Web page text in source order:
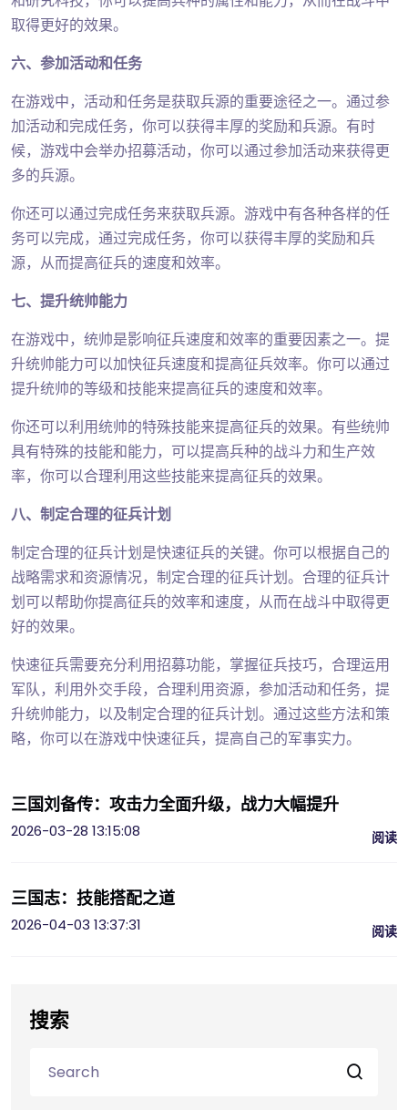
取得更好的效果。
六、参加活动和任务
在游戏中，活动和任务是获取兵源的重要途径之一。通过参
加活动和完成任务，你可以获得丰厚的奖励和兵源。有时
候，游戏中会举办招募活动，你可以通过参加活动来获得更
多的兵源。
你还可以通过完成任务来获取兵源。游戏中有各种各样的任
务可以完成，通过完成任务，你可以获得丰厚的奖励和兵
源，从而提高征兵的速度和效率。
七、提升统帅能力
在游戏中，统帅是影响征兵速度和效率的重要因素之一。提
升统帅能力可以加快征兵速度和提高征兵效率。你可以通过
提升统帅的等级和技能来提高征兵的速度和效率。
你还可以利用统帅的特殊技能来提高征兵的效果。有些统帅
具有特殊的技能和能力，可以提高兵种的战斗力和生产效
率，你可以合理利用这些技能来提高征兵的效果。
八、制定合理的征兵计划
制定合理的征兵计划是快速征兵的关键。你可以根据自己的
战略需求和资源情况，制定合理的征兵计划。合理的征兵计
划可以帮助你提高征兵的效率和速度，从而在战斗中取得更
好的效果。
快速征兵需要充分利用招募功能，掌握征兵技巧，合理运用
军队，利用外交手段，合理利用资源，参加活动和任务，提
升统帅能力，以及制定合理的征兵计划。通过这些方法和策
略，你可以在游戏中快速征兵，提高自己的军事实力。
三国刘备传：攻击力全面升级，战力大幅提升
2026-03-28 13:15:08
阅读
三国志：技能搭配之道
2026-04-03 13:37:31
阅读
搜索